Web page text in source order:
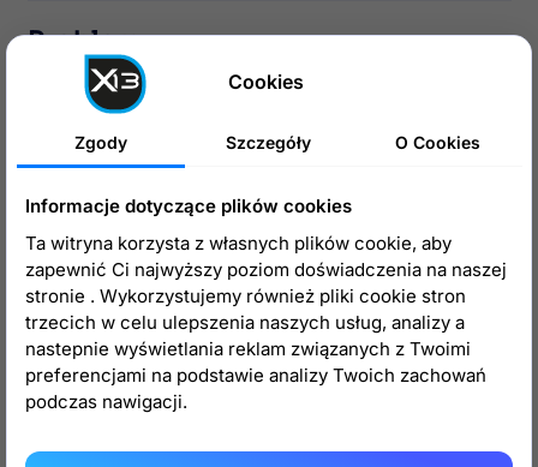
Problemy
Przedstawiamy najczęściej spotykane
ich rozwiązywania.
Zaloguj się żeby zobaczyć metody
płatności
Jeśli widzimy powyższy problem, należy sprawdzić czy
w sklepie mamy możliwośćkorzystania z overridów
opis znajduje się wyżej.
Przedstawiamy najczęściej spotykane
Cookies
Zgody Szczegóły O Cookies
Informacje dotyczące plików cookies
Ta witryna korzysta z własnych plików cookie, aby
zapewnić Ci najwyższy poziom doświadczenia na naszej
stronie . Wykorzystujemy również pliki cookie stron
trzecich w celu ulepszenia naszych usług, analizy a
nastepnie wyświetlania reklam związanych z Twoimi
preferencjami na podstawie analizy Twoich zachowań
podczas nawigacji.